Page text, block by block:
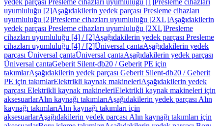
yedek parçası Presleme cihazları uyumluluğu [1]Presleme cihazları
uyumluluğu [2]Aşağıdakilerin yedek parçası Presleme cihazları
uyumluluğu [2]Presleme cihazları uyumluluğu [2XL]Aşağıdakilerin
yedek parçası Presleme cihazları uyumluluğu [2XL]Presleme
cihazları uyumluluğu [4] / [2]Aşağıdakilerin yedek parçası Presleme
cihazları uyumluluğu [4] / [2]Üniversal çantaAşağıdakilerin yedek
parçası Üniversal çantaÜniversal çantaAşağıdakilerin yedek parçası
Üniversal çantaGeberit Silent-db20 / Geberit PE için
takımlarAşağıdakilerin yedek parçası Geberit Silent-db20 / Geberit
PE için takımlarElektrikli kaynak makineleriAşağıdakilerin yedek
parçası Elektrikli kaynak makineleriElektrikli kaynak makineleri için
aksesuarlarAlın kaynağı takımlarıAşağıdakilerin yedek parçası Alın
kaynağı takımlarıAlın kaynağı takımları için
aksesuarlarAşağıdakilerin yedek parçası Alın kaynağı takımları için